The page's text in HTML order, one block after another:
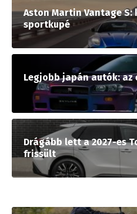
Aston Martin Vantage
sportkupé
Legjobb japán autók:
Drágább lett a 2027-es
frissült